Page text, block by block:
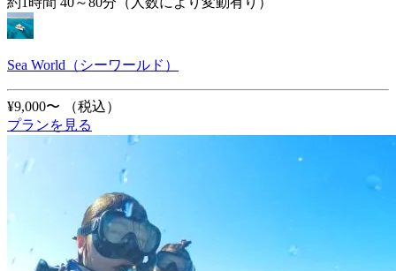
Sea World（シーワールド）
¥9,000〜
（税込）
プランを見る